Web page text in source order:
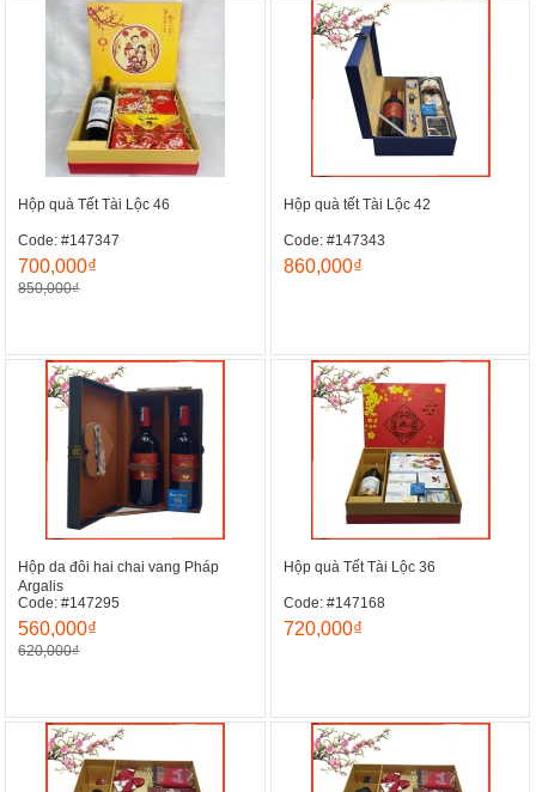
Hộp quà Tết Tài Lộc 46
Code: #147347
700,000₫
850,000₫
Hộp quà tết Tài Lộc 42
Code: #147343
860,000₫
Hộp da đôi hai chai vang Pháp
Argalis
Code: #147295
560,000₫
620,000₫
Hộp quà Tết Tài Lộc 36
Code: #147168
720,000₫